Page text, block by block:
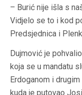
– Burić nije išla s
Vidjelo se to i kod
Predsjednica i
Dujmović je
koja se u mandatu
Erdoganom i
kuda je putovao